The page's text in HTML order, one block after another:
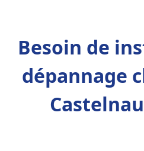
Besoin de
dépannage